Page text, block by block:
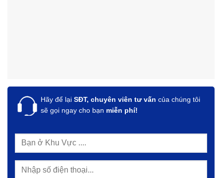
Hãy để lại SĐT, chuyên viên tư vấn của chúng tôi
sẽ gọi ngay cho bạn miễn phí!